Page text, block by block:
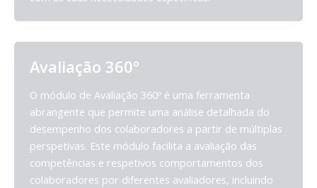
Avaliação 360º
O módulo de Avaliação 360º é uma ferramenta
abrangente que permite uma análise detalhada do
desempenho dos colaboradores a partir de múltiplas
perspetivas. Este módulo facilita a avaliação das
competências e respetivos comportamentos dos
colaboradores por diferentes avaliadores, incluindo